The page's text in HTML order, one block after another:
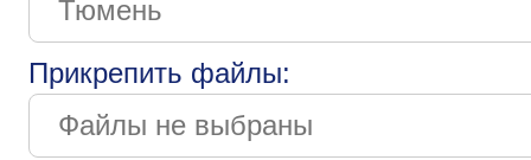
Прикрепить файлы: